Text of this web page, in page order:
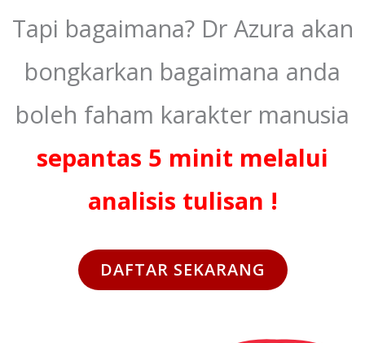
Tapi bagaimana? Dr Azura akan
bongkarkan bagaimana anda
boleh faham karakter manusia
sepantas 5 minit melalui
analisis tulisan !
DAFTAR SEKARANG